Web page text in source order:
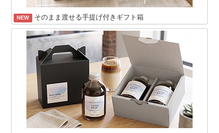
NEW そのまま渡せる手提げ付きギフト箱